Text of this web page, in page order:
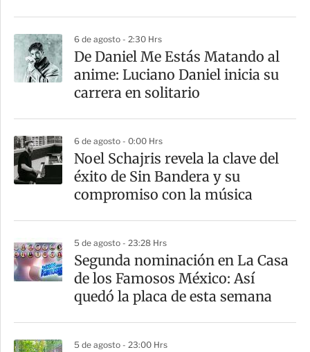
6 de agosto - 2:30 Hrs
De Daniel Me Estás Matando al
anime: Luciano Daniel inicia su
carrera en solitario
6 de agosto - 0:00 Hrs
Noel Schajris revela la clave del
éxito de Sin Bandera y su
compromiso con la música
5 de agosto - 23:28 Hrs
Segunda nominación en La Casa
de los Famosos México: Así
quedó la placa de esta semana
5 de agosto - 23:00 Hrs